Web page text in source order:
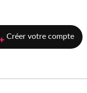
Créer votre compte